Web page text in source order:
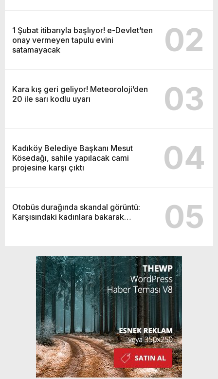
1 Şubat itibarıyla başlıyor! e-Devlet’ten
onay vermeyen tapulu evini
satamayacak
02
Kara kış geri geliyor! Meteoroloji’den
20 ile sarı kodlu uyarı
03
Kadıköy Belediye Başkanı Mesut
Kösedağı, sahile yapılacak cami
projesine karşı çıktı
04
Otobüs durağında skandal görüntü:
Karşısındaki kadınlara bakarak…
05